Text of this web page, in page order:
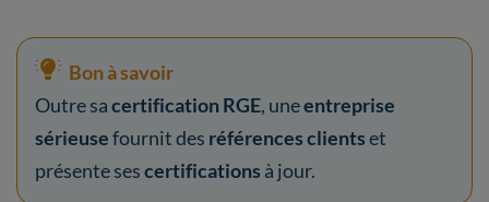
Bon à savoir
Outre sacertification RGE, uneentreprise
sérieusefournit des références clientset
présente sescertifications à jour.